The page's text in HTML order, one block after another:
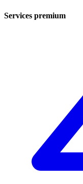
Services premium